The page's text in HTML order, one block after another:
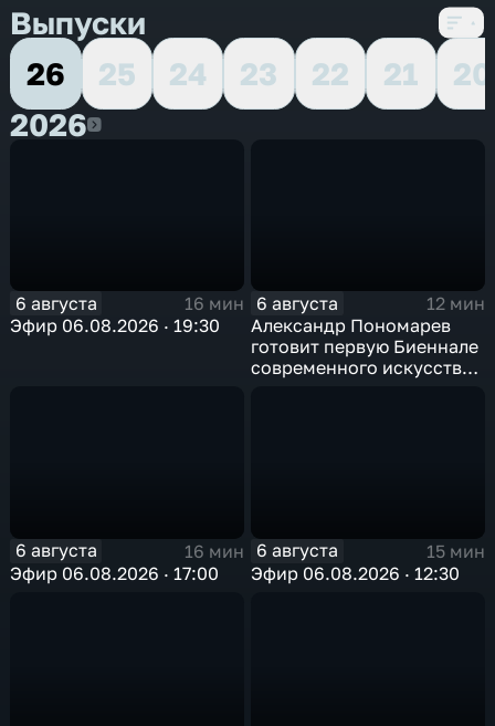
Выпуски
26
25 24 23 22 21
20
20262026
6 августа
16 мин
Эфир 06.08.2026 · 19:30
6 августа
12 мин
Александр Пономарев
готовит первую Биеннале
современного искусства
6 августа
16 мин
Эфир 06.08.2026 · 17:00
6 августа
15 мин
Эфир 06.08.2026 · 12:30